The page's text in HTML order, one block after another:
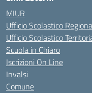
MIUR
Ufficio Scolastico
Ufficio Scolastico
Scuola in Chiaro
Iscrizioni On Line
Invalsi
Comune